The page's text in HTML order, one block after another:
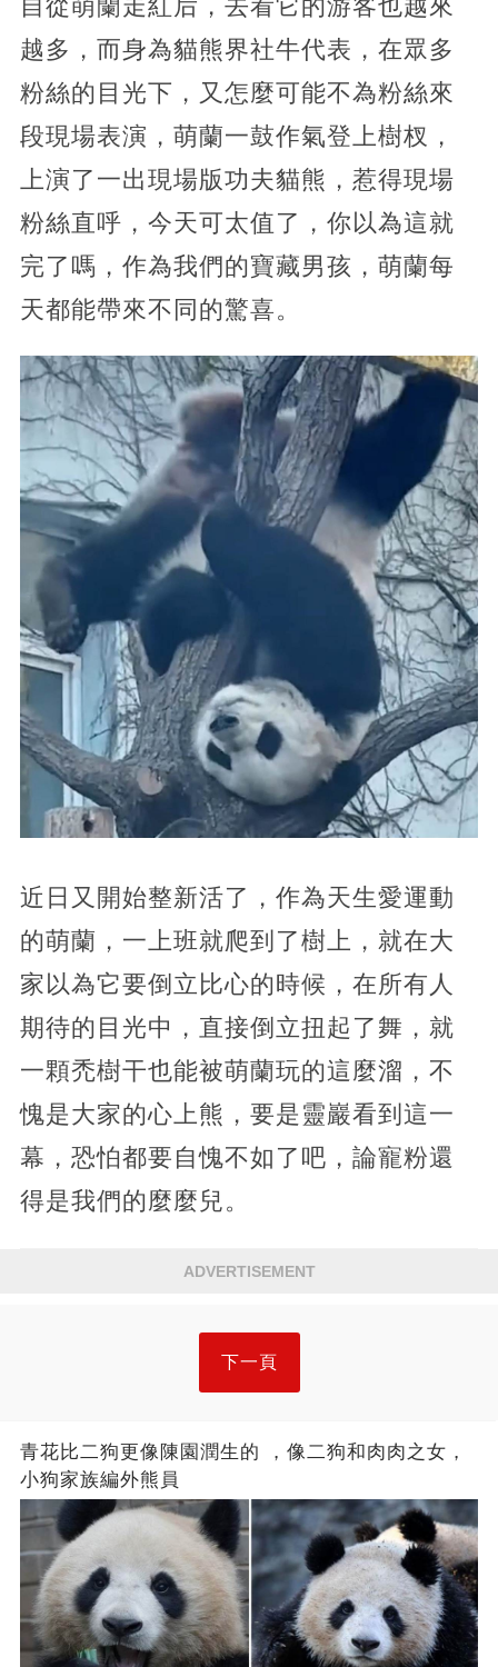
自從萌蘭走紅后，去看它的游客也越來
越多，而身為貓熊界社牛代表，在眾多
粉絲的目光下，又怎麼可能不為粉絲來
段現場表演，萌蘭一鼓作氣登上樹杈，
上演了一出現場版功夫貓熊，惹得現場
粉絲直呼，今天可太值了，你以為這就
完了嗎，作為我們的寶藏男孩，萌蘭每
天都能帶來不同的驚喜。
近日又開始整新活了，作為天生愛運動
的萌蘭，一上班就爬到了樹上，就在大
家以為它要倒立比心的時候，在所有人
期待的目光中，直接倒立扭起了舞，就
一顆禿樹干也能被萌蘭玩的這麼溜，不
愧是大家的心上熊，要是靈巖看到這一
幕，恐怕都要自愧不如了吧，論寵粉還
得是我們的麼麼兒。
ADVERTISEMENT
下一頁
青花比二狗更像陳園潤生的 ​​，像二狗和肉肉之女，
小狗家族編外熊員